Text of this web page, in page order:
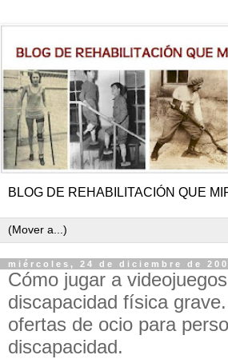
BLOG DE REHABILITACIÓN QUE
miércoles, 24 de diciembre de
Cómo jugar a
discapacidad física
ofertas de ocio para
discapacidad.